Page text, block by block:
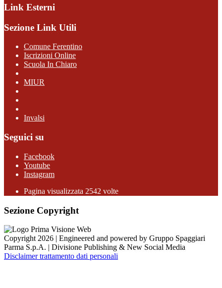
Link Esterni
Sezione Link Utili
Comune Ferentino
Iscrizioni Online
Scuola In Chiaro
MIUR
Invalsi
Seguici su
Facebook
Youtube
Instagram
Pagina visualizzata 2542 volte
Sezione Copyright
Copyright 2026 | Engineered and powered by Gruppo Spaggiari
Parma S.p.A. | Divisione Publishing & New Social Media
Disclaimer trattamento dati personali